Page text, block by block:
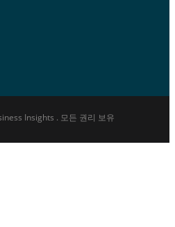
Insights . 모든 권리 보유